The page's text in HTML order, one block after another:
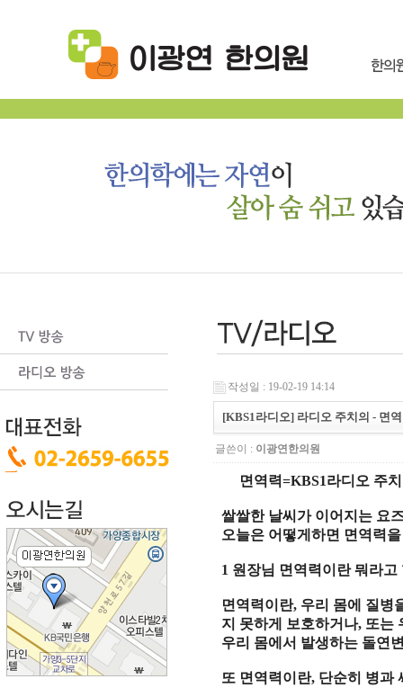
작성일 : 19-02-19 14:14
[KBS1라디오] 라디오 주치의 - 면
글쓴이 : 이광연한의원
면역력=KBS1라디오 주
쌀쌀한 날씨가 이어지는 요
오늘은 어떻게하면 면역력
1 원장님 면역력이란 뭐라고
면역력이란, 우리 몸에 질병
지 못하게 보호하거나, 또는
우리 몸에서 발생하는 돌연
또 면역력이란, 단순히 병과